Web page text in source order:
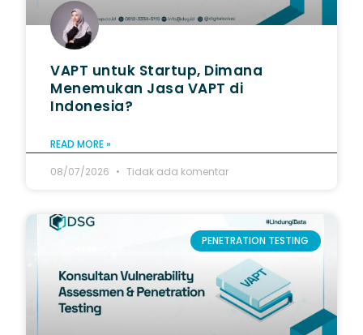
VAPT untuk Startup, Dimana
Menemukan Jasa VAPT di
Indonesia?
READ MORE »
08/07/2026
Tidak ada komentar
PENETRATION TESTING